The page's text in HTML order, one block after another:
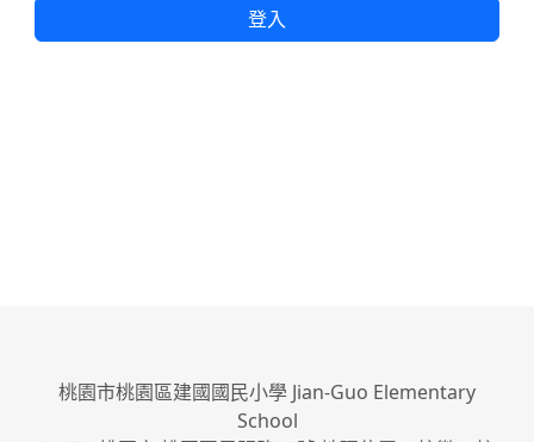
登入
桃園市桃園區建國國民小學 Jian-Guo Elementary
School